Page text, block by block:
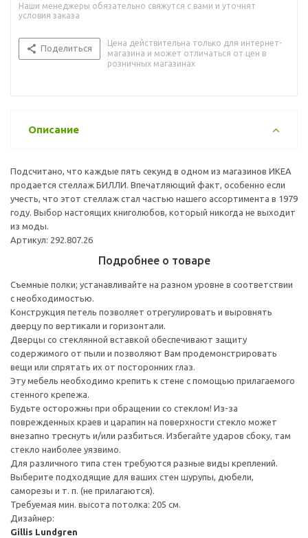
Наши менеджеры обязательно свяжутся с вами и уточнят
условия заказа
Поделиться
Цена действительна только для интернет-
магазина и может отличаться от цен в
розничных магазинах
Описание
Подсчитано, что каждые пять секунд в одном из магазинов ИКЕА
продается стеллаж БИЛЛИ. Впечатляющий факт, особенно если
учесть, что этот стеллаж стал частью нашего ассортимента в 1979
году. Выбор настоящих книголюбов, который никогда не выходит
из моды.
Артикул: 292.807.26
Подробнее о товаре
Съемные полки; устанавливайте на разном уровне в соответствии
с необходимостью.
Конструкция петель позволяет отрегулировать и выровнять
дверцу по вертикали и горизонтали.
Дверцы со стеклянной вставкой обеспечивают защиту
содержимого от пыли и позволяют Вам продемонстрировать
вещи или спрятать их от посторонних глаз.
Эту мебель необходимо крепить к стене с помощью прилагаемого
стенного крепежа.
Будьте осторожны при обращении со стеклом! Из-за
поврежденных краев и царапин на поверхности стекло может
внезапно треснуть и/или разбиться. Избегайте ударов сбоку, там
стекло наиболее уязвимо.
Для различного типа стен требуются разные виды креплений.
Выберите подходящие для ваших стен шурупы, дюбели,
саморезы и т. п. (не прилагаются).
Требуемая мин. высота потолка: 205 см.
Дизайнер:
Gillis Lundgren